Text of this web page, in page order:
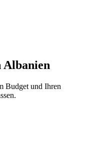
Albanien
Budget und Ihren